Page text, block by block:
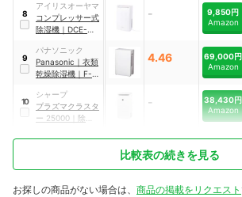
8
アイリスオーヤマ
コンプレッサー式
除湿機 ｜ DCE-
-
9,850円
Amazon
9
パナソニック
Panasonic ｜ 衣類
乾燥除湿機 ｜ F-
4.46
69,000円
Amazon
10
シャープ
プラズマクラスタ
ー 25000
除加湿
RD50-W
-
38,430円
Amazon
比較表の続きを見る
お探しの商品がない場合は、 商品の掲載をリクエスト